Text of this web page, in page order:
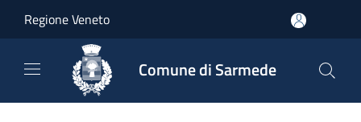
Regione Veneto
Comune di Sarmede